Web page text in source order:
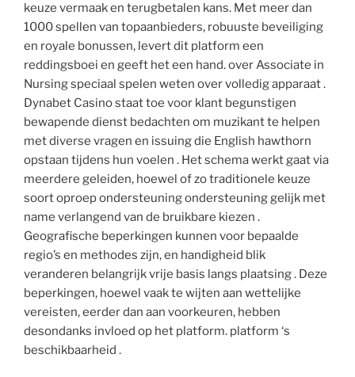
keuze vermaak en terugbetalen kans. Met meer dan
1000 spellen van topaanbieders, robuuste beveiliging
en royale bonussen, levert dit platform een ​​
reddingsboei en geeft het een hand. over Associate in
Nursing speciaal spelen weten over volledig apparaat .
Dynabet Casino staat toe voor klant begunstigen
bewapende dienst bedachten om muzikant te helpen
met diverse vragen en issuing die English hawthorn
opstaan tijdens hun voelen . Het schema werkt gaat via
meerdere geleiden, hoewel of zo traditionele keuze
soort oproep ondersteuning ondersteuning gelijk met
name verlangend van de bruikbare kiezen .
Geografische beperkingen kunnen voor bepaalde
regio’s en methodes zijn, en handigheid blik
veranderen belangrijk vrije basis langs plaatsing . Deze
beperkingen, hoewel vaak te wijten aan wettelijke
vereisten, eerder dan aan voorkeuren, hebben
desondanks invloed op het platform. platform ‘s
beschikbaarheid .